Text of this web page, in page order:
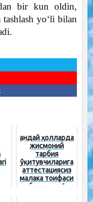
bir kun oldin,
yoʻli bilan
Қандай ҳолларда
жисмоний
тарбия
ўқитувчиларига
аттестациясиз
малака тоифаси
берилади?